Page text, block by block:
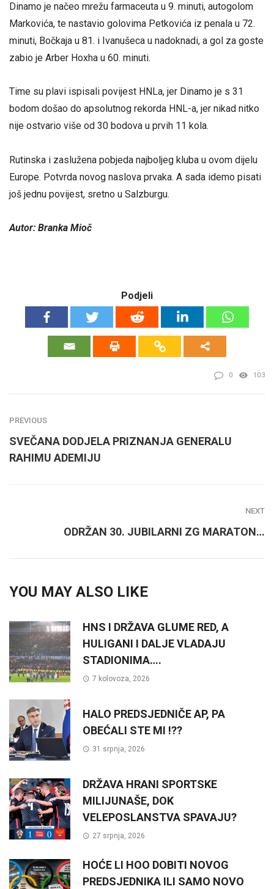
Dinamo je načeo mrežu farmaceuta u 9. minuti, autogolom
Markovića, te nastavio golovima Petkovića iz penala u 72.
minuti, Bočkaja u 81. i Ivanušeca u nadoknadi, a gol za goste
zabio je Arber Hoxha u 60. minuti.
Time su plavi ispisali povijest HNLa, jer Dinamo je s 31
bodom došao do apsolutnog rekorda HNL-a, jer nikad nitko
nije ostvario više od 30 bodova u prvih 11 kola.
Rutinska i zaslužena pobjeda najboljeg kluba u ovom dijelu
Europe. Potvrda novog naslova prvaka. A sada idemo pisati
još jednu povijest, sretno u Salzburgu.
Autor: Branka Mioč
Podjeli
0 103
PREVIOUS
SVEČANA DODJELA PRIZNANJA GENERALU
RAHIMU ADEMIJU
NEXT
ODRŽAN 30. JUBILARNI ZG MARATON…
YOU MAY ALSO LIKE
HNS I DRŽAVA GLUME RED, A
HULIGANI I DALJE VLADAJU
STADIONIMA….
7 kolovoza, 2026
HALO PREDSJEDNIČE AP, PA
OBEĆALI STE MI !??
31 srpnja, 2026
DRŽAVA HRANI SPORTSKE
MILIJUNAŠE, DOK
VELEPOSLANSTVA SPAVAJU?
27 srpnja, 2026
HOĆE LI HOO DOBITI NOVOG
PREDSJEDNIKA ILI SAMO NOVO